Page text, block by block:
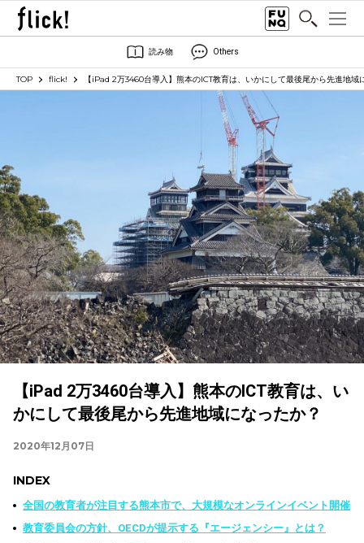
読み物 Others
TOP flick! 【iPad 2万3460台導入】熊本のICT教育は、いかにして最後尾から先進地域
【iPad 2万3460台導入】熊本のICT教育は、い
かにして最後尾から先進地域になったか？
2020年12月07日
INDEX
全国の教育者が注目する熊本市で、大規模なオンラインイベント開催
教育委員会の方針、OECDが提示する『エージェンシー』とは？